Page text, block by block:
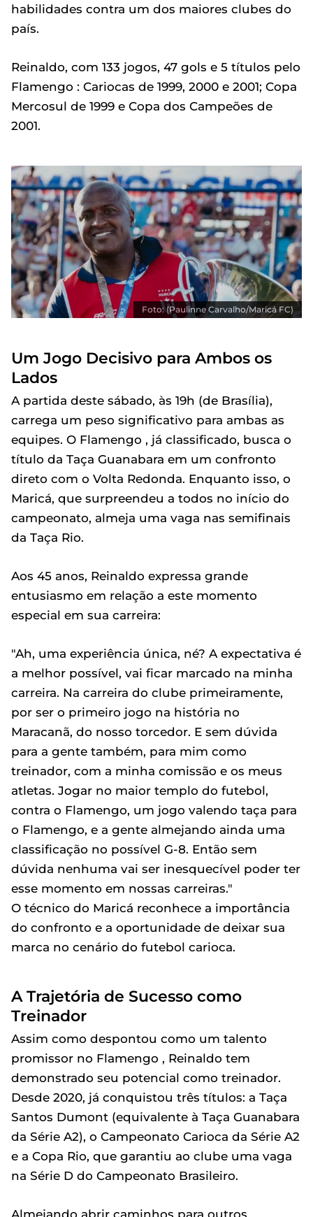
habilidades contra um dos maiores clubes do
país.
Reinaldo, com 133 jogos, 47 gols e 5 títulos pelo
Flamengo : Cariocas de 1999, 2000 e 2001; Copa
Mercosul de 1999 e Copa dos Campeões de
2001.
Foto: (Paulinne Carvalho/Maricá FC)
Um Jogo Decisivo para Ambos os
Lados
A partida deste sábado, às 19h (de Brasília),
carrega um peso significativo para ambas as
equipes. O Flamengo , já classificado, busca o
título da Taça Guanabara em um confronto
direto com o Volta Redonda. Enquanto isso, o
Maricá, que surpreendeu a todos no início do
campeonato, almeja uma vaga nas semifinais
da Taça Rio.
Aos 45 anos, Reinaldo expressa grande
entusiasmo em relação a este momento
especial em sua carreira:
"Ah, uma experiência única, né? A expectativa é
a melhor possível, vai ficar marcado na minha
carreira. Na carreira do clube primeiramente,
por ser o primeiro jogo na história no
Maracanã, do nosso torcedor. E sem dúvida
para a gente também, para mim como
treinador, com a minha comissão e os meus
atletas. Jogar no maior templo do futebol,
contra o Flamengo, um jogo valendo taça para
o Flamengo, e a gente almejando ainda uma
classificação no possível G-8. Então sem
dúvida nenhuma vai ser inesquecível poder ter
esse momento em nossas carreiras."
O técnico do Maricá reconhece a importância
do confronto e a oportunidade de deixar sua
marca no cenário do futebol carioca.
A Trajetória de Sucesso como
Treinador
Assim como despontou como um talento
promissor no Flamengo , Reinaldo tem
demonstrado seu potencial como treinador.
Desde 2020, já conquistou três títulos: a Taça
Santos Dumont (equivalente à Taça Guanabara
da Série A2), o Campeonato Carioca da Série A2
e a Copa Rio, que garantiu ao clube uma vaga
na Série D do Campeonato Brasileiro.
Almejando abrir caminhos para outros